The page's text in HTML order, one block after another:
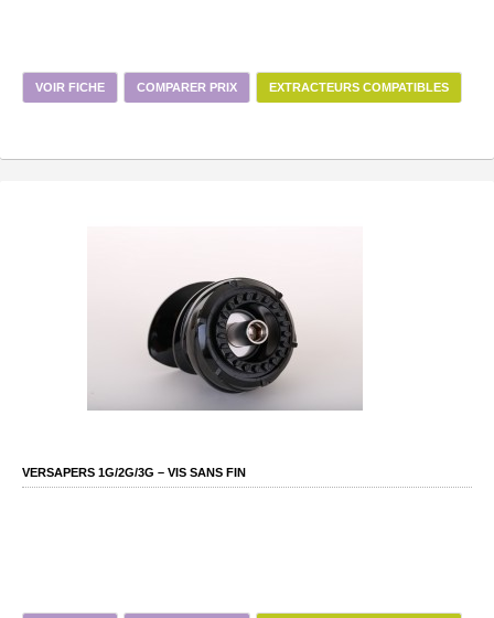
VOIR FICHE COMPARER PRIX EXTRACTEURS COMPATIBLES
VERSAPERS 1G/2G/3G – VIS SANS FIN